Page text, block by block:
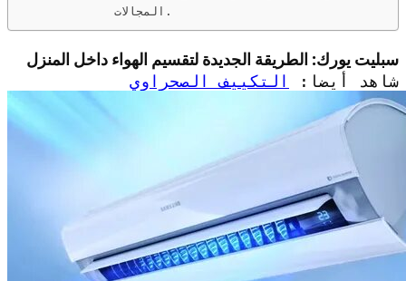
المجالات.
سبليت يورك: الطريقة الجديدة لتقسيم الهواء داخل المنزل
شاهد أيضا: التكييف الصحراوي